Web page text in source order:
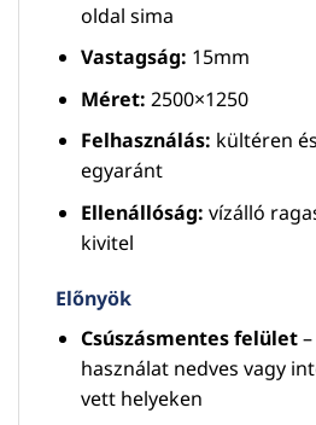
oldal sima
Vastagság: 15mm
Méret: 2500×1250
Felhasználás: kültéren
egyaránt
Ellenállóság: vízálló
kivitel
Előnyök
Csúszásmentes felület–
használat nedves vagy
vett helyeken